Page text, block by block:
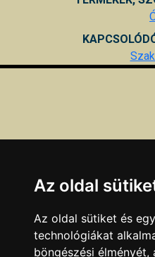
Az oldal
Az oldal sütiket és
technológiákat
böngészési